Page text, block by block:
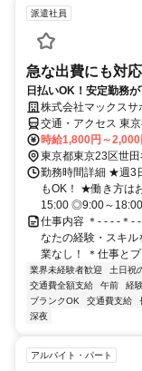
派遣社員
急な出費にも対
日払いOK！安定勤務
株式会社マックス
交通・アクセス 東
時給1,800円～2,000
東京都東京23区世
勤務時間詳細 ★週3
もOK！ ★働き方は
15:00 ◎9:00～
仕事内容 ＊- - - -＊-
なたの経験・スキ
業なし！ ＊仕事とプ
業界未経験者歓迎 土日祝
交通費全額支給
午前 経
ブランクOK
交通費支給
深夜
アルバイト・パート